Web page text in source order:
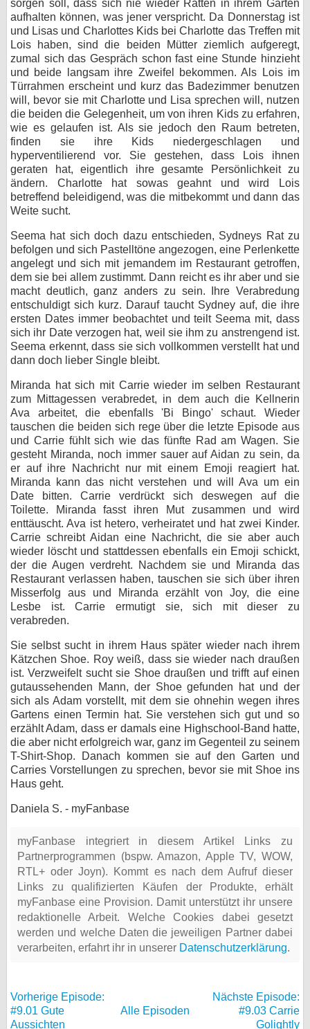
sorgen soll, dass sich nie wieder Ratten in ihrem Garten
aufhalten können, was jener verspricht. Da Donnerstag ist
und Lisas und Charlottes Kids bei Charlotte das Treffen mit
Lois haben, sind die beiden Mütter ziemlich aufgeregt,
zumal sich das Gespräch schon fast eine Stunde hinzieht
und beide langsam ihre Zweifel bekommen. Als Lois im
Türrahmen erscheint und kurz das Badezimmer benutzen
will, bevor sie mit Charlotte und Lisa sprechen will, nutzen
die beiden die Gelegenheit, um von ihren Kids zu erfahren,
wie es gelaufen ist. Als sie jedoch den Raum betreten,
finden sie ihre Kids niedergeschlagen und
hyperventilierend vor. Sie gestehen, dass Lois ihnen
geraten hat, eigentlich ihre gesamte Persönlichkeit zu
ändern. Charlotte hat sowas geahnt und wird Lois
betreffend beleidigend, was die mitbekommt und dann das
Weite sucht.
Seema hat sich doch dazu entschieden, Sydneys Rat zu
befolgen und sich Pastelltöne angezogen, eine Perlenkette
angelegt und sich mit jemandem im Restaurant getroffen,
dem sie bei allem zustimmt. Dann reicht es ihr aber und sie
macht deutlich, ganz anders zu sein. Ihre Verabredung
entschuldigt sich kurz. Darauf taucht Sydney auf, die ihre
ersten Dates immer beobachtet und teilt Seema mit, dass
sich ihr Date verzogen hat, weil sie ihm zu anstrengend ist.
Seema erkennt, dass sie sich vollkommen verstellt hat und
dann doch lieber Single bleibt.
Miranda hat sich mit Carrie wieder im selben Restaurant
zum Mittagessen verabredet, in dem auch die Kellnerin
Ava arbeitet, die ebenfalls 'Bi Bingo' schaut. Wieder
tauschen die beiden sich rege über die letzte Episode aus
und Carrie fühlt sich wie das fünfte Rad am Wagen. Sie
gesteht Miranda, noch immer sauer auf Aidan zu sein, da
er auf ihre Nachricht nur mit einem Emoji reagiert hat.
Miranda kann das nicht verstehen und will Ava um ein
Date bitten. Carrie verdrückt sich deswegen auf die
Toilette. Miranda fasst ihren Mut zusammen und wird
enttäuscht. Ava ist hetero, verheiratet und hat zwei Kinder.
Carrie schreibt Aidan eine Nachricht, die sie aber auch
wieder löscht und stattdessen ebenfalls ein Emoji schickt,
der die Augen verdreht. Nachdem sie und Miranda das
Restaurant verlassen haben, tauschen sie sich über ihren
Misserfolg aus und Miranda erzählt von Joy, die eine
Lesbe ist. Carrie ermutigt sie, sich mit dieser zu
verabreden.
Sie selbst sucht in ihrem Haus später wieder nach ihrem
Kätzchen Shoe. Roy weiß, dass sie wieder nach draußen
ist. Verzweifelt sucht sie Shoe draußen und trifft auf einen
gutaussehenden Mann, der Shoe gefunden hat und der
sich als Adam vorstellt, mit dem sie ohnehin wegen ihres
Gartens einen Termin hat. Sie verstehen sich gut und so
erzählt Adam, dass er damals eine Highschool-Band hatte,
die aber nicht erfolgreich war, ganz im Gegenteil zu seinem
T-Shirt-Shop. Danach kommen sie auf den Garten und
Carries Vorstellungen zu sprechen, bevor sie mit Shoe ins
Haus geht.
Daniela S. - myFanbase
myFanbase integriert in diesem Artikel Links zu
Partnerprogrammen (bspw. Amazon, Apple TV, WOW,
RTL+ oder Joyn). Kommt es nach dem Aufruf dieser
Links zu qualifizierten Käufen der Produkte, erhält
myFanbase eine Provision. Damit unterstützt ihr unsere
redaktionelle Arbeit. Welche Cookies dabei gesetzt
werden und welche Daten die jeweiligen Partner dabei
verarbeiten, erfahrt ihr in unserer Datenschutzerklärung.
Vorherige Episode:
#9.01 Gute
Aussichten
Alle Episoden
Nächste Episode:
#9.03 Carrie
Golightly